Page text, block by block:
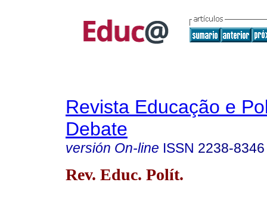
Revista Educação e
Debate
versión On-line ISSN 2238-8346
Rev. Educ. Polít.